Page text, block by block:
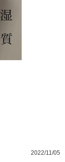
2022/11/05